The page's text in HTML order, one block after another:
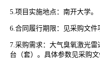
5.项目实施地点：南开大学。
6.合同履行期限：见采购文件
7.采购需求：大气臭氧激光
台（套）。具体参数见采购文